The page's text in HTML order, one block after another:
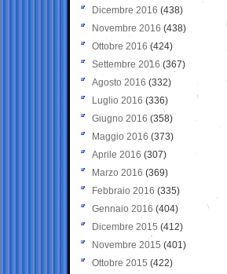
Dicembre 2016 (438)
Novembre 2016 (438)
Ottobre 2016 (424)
Settembre 2016 (367)
Agosto 2016 (332)
Luglio 2016 (336)
Giugno 2016 (358)
Maggio 2016 (373)
Aprile 2016 (307)
Marzo 2016 (369)
Febbraio 2016 (335)
Gennaio 2016 (404)
Dicembre 2015 (412)
Novembre 2015 (401)
Ottobre 2015 (422)